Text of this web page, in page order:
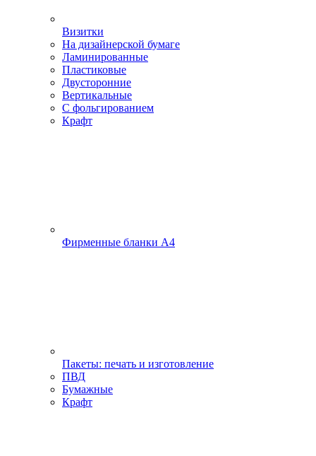
Визитки
На дизайнерской бумаге
Ламинированные
Пластиковые
Двусторонние
Вертикальные
С фольгированием
Крафт
Фирменные бланки А4
Пакеты: печать и изготовление
ПВД
Бумажные
Крафт